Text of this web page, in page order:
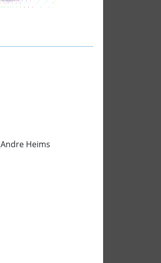
Andre Heims